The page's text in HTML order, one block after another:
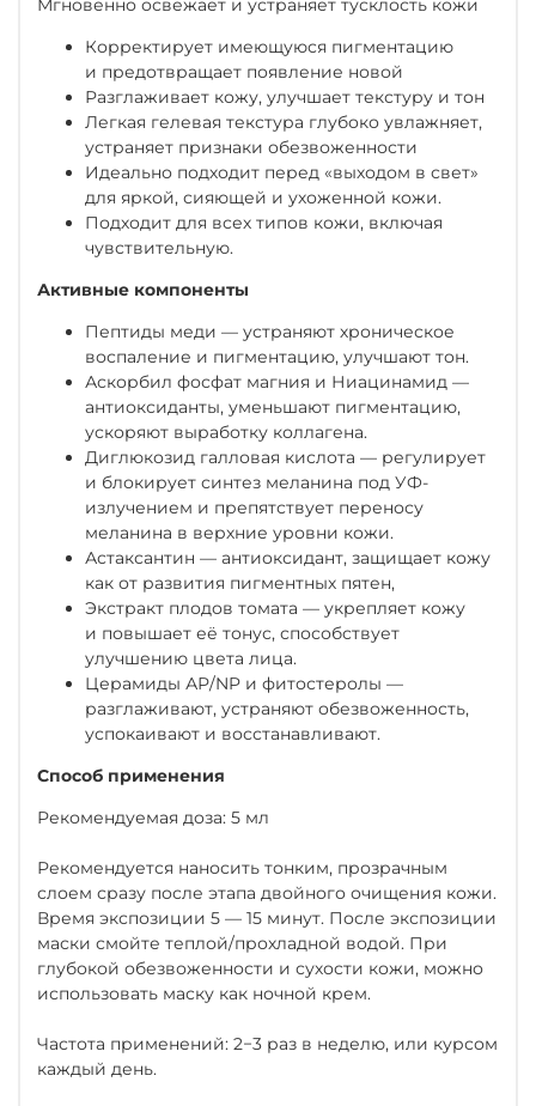
Мгновенно освежает и устраняет тусклость кожи
Корректирует имеющуюся пигментацию
и предотвращает появление новой
Разглаживает кожу, улучшает текстуру и тон
Легкая гелевая текстура глубоко увлажняет,
устраняет признаки обезвоженности
Идеально подходит перед «выходом в свет»
для яркой, сияющей и ухоженной кожи.
Подходит для всех типов кожи, включая
чувствительную.
Активные компоненты
Пептиды меди — устраняют хроническое
воспаление и пигментацию, улучшают тон.
Аскорбил фосфат магния и Ниацинамид —
антиоксиданты, уменьшают пигментацию,
ускоряют выработку коллагена.
Диглюкозид галловая кислота — регулирует
и блокирует синтез меланина под УФ-
излучением и препятствует переносу
меланина в верхние уровни кожи.
Астаксантин — антиоксидант, защищает кожу
как от развития пигментных пятен,
Экстракт плодов томата — укрепляет кожу
и повышает её тонус, способствует
улучшению цвета лица.
Церамиды АР/NP и фитостеролы —
разглаживают, устраняют обезвоженность,
успокаивают и восстанавливают.
Способ применения
Рекомендуемая доза: 5 мл
Рекомендуется наносить тонким, прозрачным
слоем сразу после этапа двойного очищения кожи.
Время экспозиции 5 — 15 минут. После экспозиции
маски смойте теплой/прохладной водой. При
глубокой обезвоженности и сухости кожи, можно
использовать маску как ночной крем.
Частота применений: 2−3 раз в неделю, или курсом
каждый день.